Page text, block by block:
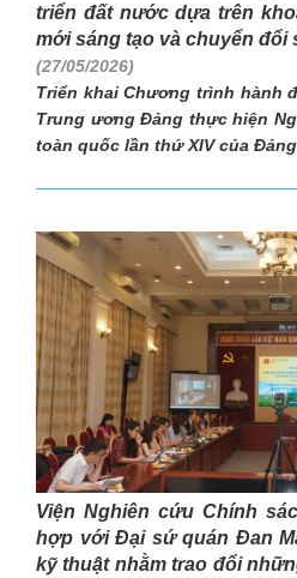
triển đất nước dựa trên
mới sáng tạo và chuyển đổi
(27/05/2026)
Triển khai Chương trình hành
Trung ương Đảng thực hiện
toàn quốc lần thứ XIV của
Viện Nghiên cứu Chính
hợp với Đại sứ quán Đan
kỹ thuật nhằm trao đổi